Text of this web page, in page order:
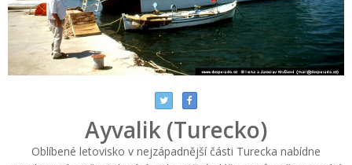
Ayvalik (Turecko)
Oblíbené letovisko v nejzápadnější části Turecka nabídne